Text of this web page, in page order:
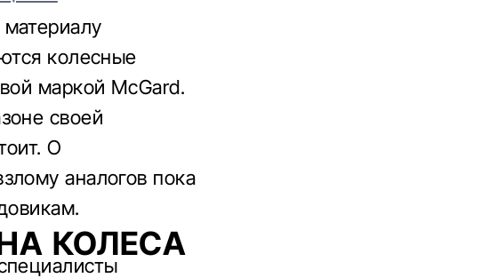
колесные
маркой McGard.
своей
О
аналогов пока
КОЛЕСА